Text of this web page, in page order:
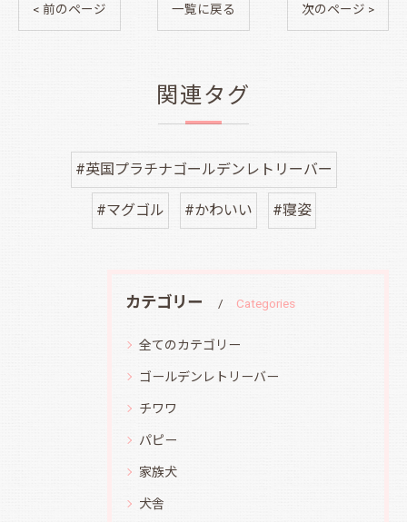
< 前のページ 一覧に戻る 次のページ >
関連タグ
#英国プラチナゴールデンレトリーバー
#マグゴル #かわいい #寝姿
カテゴリー Categories
全てのカテゴリー
ゴールデンレトリーバー
チワワ
パピー
家族犬
犬舎